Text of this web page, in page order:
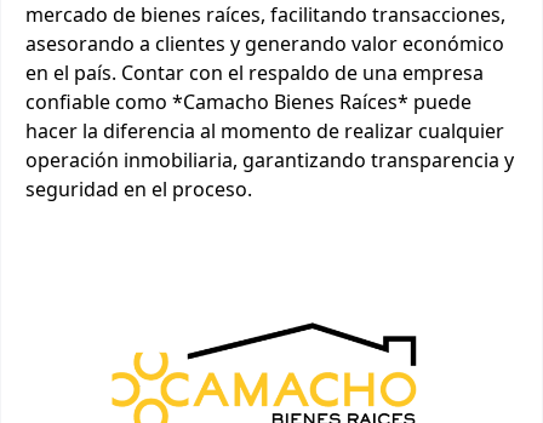
mercado de bienes raíces, facilitando transacciones,
asesorando a clientes y generando valor económico
en el país. Contar con el respaldo de una empresa
confiable como *Camacho Bienes Raíces* puede
hacer la diferencia al momento de realizar cualquier
operación inmobiliaria, garantizando transparencia y
seguridad en el proceso.